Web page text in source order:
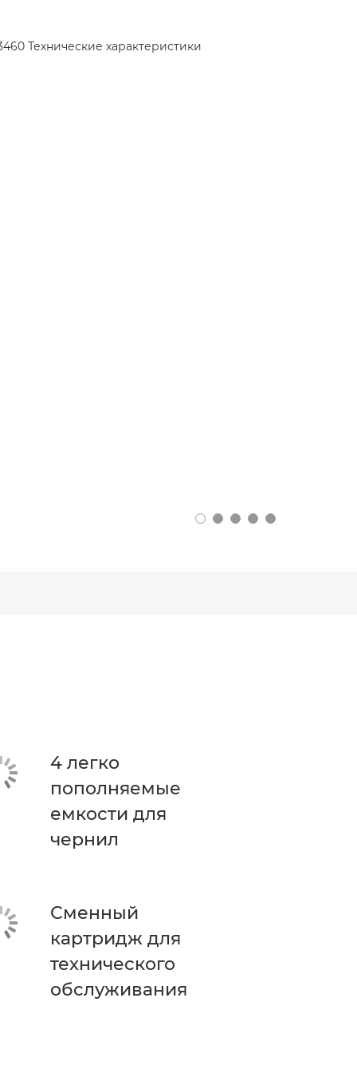
4 легко
пополняемые
емкости для
чернил
Сменный
картридж для
технического
обслуживания